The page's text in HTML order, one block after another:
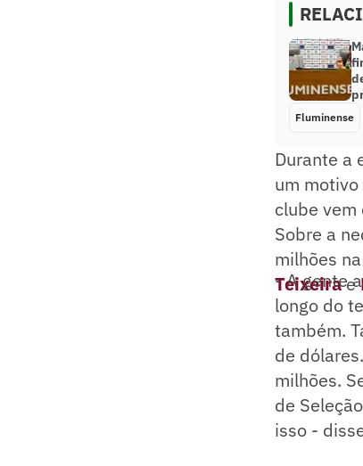
Fluminense
Durante a
um
clube
Sobre a
milhões
Teixeirae
- A gente
longo do
também.
de
milhões.
de
isso -